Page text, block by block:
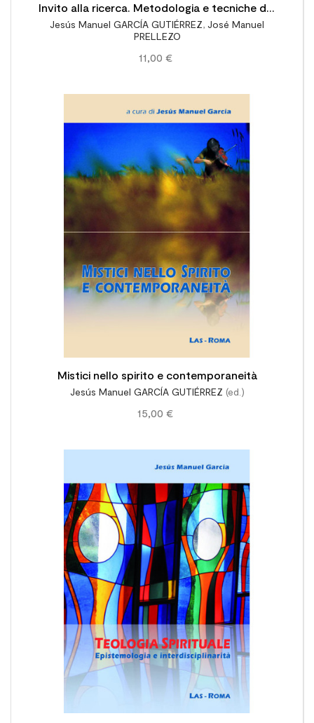
Invito alla ricerca. Metodologia e tecniche del
lavoro scientifico
Jesús Manuel GARCÍA GUTIÉRREZ, José Manuel
PRELLEZO
11,00 €
Mistici nello spirito e contemporaneità
Jesús Manuel GARCÍA GUTIÉRREZ (ed.)
15,00 €